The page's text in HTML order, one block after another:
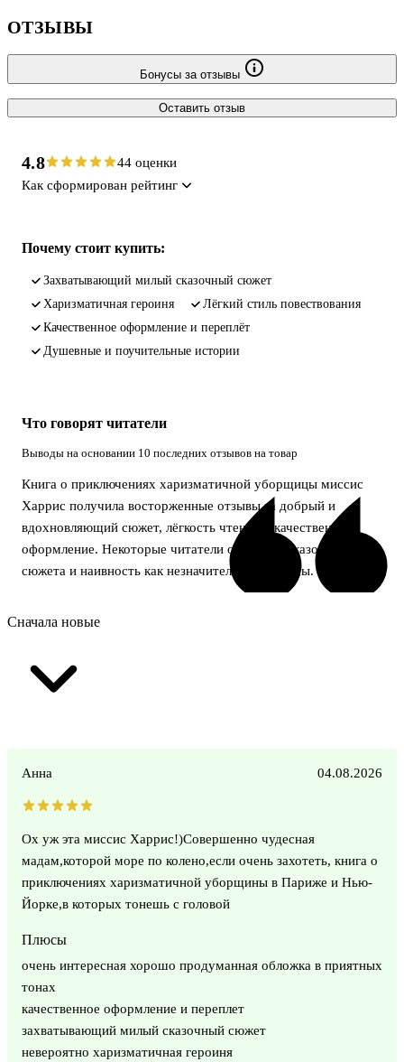
ОТЗЫВЫ
Бонусы за отзывы
Оставить отзыв
4.8
44 оценки
Как сформирован рейтинг
Почему стоит купить:
захватывающий милый сказочный сюжет
харизматичная героиня
лёгкий стиль повествования
качественное оформление и переплёт
душевные и поучительные истории
Что говорят читатели
Выводы на основании 10 последних отзывов на товар
Книга о приключениях харизматичной уборщицы миссис
Харрис получила восторженные отзывы за добрый и
вдохновляющий сюжет, лёгкость чтения и качественное
оформление. Некоторые читатели отметили сказочность
сюжета и наивность как незначительные минусы.
Сначала новые
Анна 04.08.2026
Ох уж эта миссис Харрис!)Совершенно чудесная
мадам,которой море по колено,если очень захотеть, книга о
приключениях харизматичной уборщины в Париже и Нью-
Йорке,в которых тонешь с головой
Плюсы
очень интересная хорошо продуманная обложка в приятных
тонах
качественное оформление и переплет
захватывающий милый сказочный сюжет
невероятно харизматичная героиня